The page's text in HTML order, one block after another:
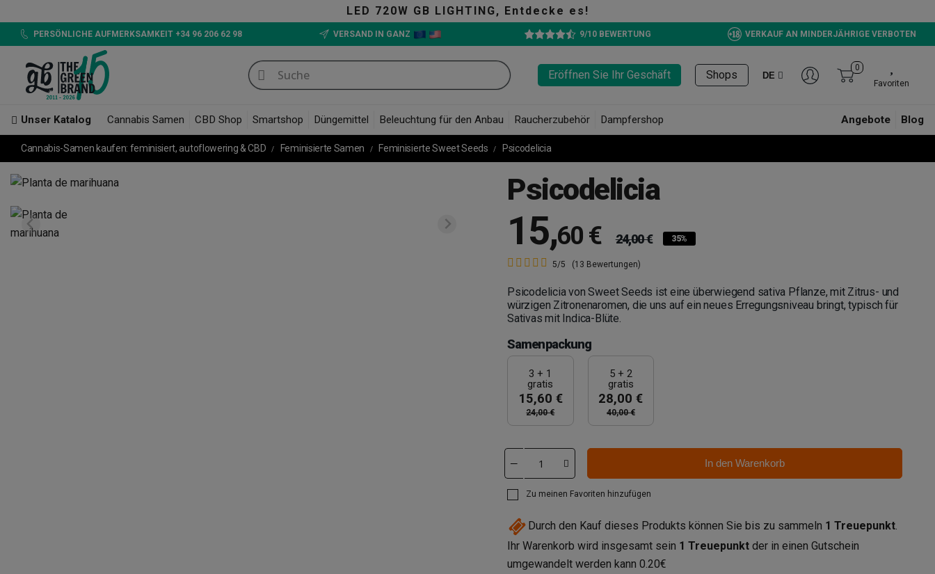
LED 720W GB LIGHTING, Entdecke es!
PERSÖNLICHE AUFMERKSAMKEIT +34 96 206 62 98 VERSAND IN GANZ 9/10 BEWERTUNG VERKAUF AN MINDERJÄHRIGE VERBOTEN
Eröffnen Sie Ihr Geschäft Shops DE
0
Favoriten
Unser Katalog Cannabis Samen CBD Shop Smartshop Düngemittel Beleuchtung für den Anbau Raucherzubehör Dampfershop Angebote Blog
Cannabis-Samen kaufen: feminisiert, autoflowering & CBD Feminisierte Samen Feminisierte Sweet Seeds Psicodelicia
Psicodelicia
15,60 € 24,00 € 35%
5/5 (13 Bewertungen)
Psicodelicia von Sweet Seeds ist eine überwiegend sativa Pflanze, mit Zitrus- und
würzigen Zitronenaromen, die uns auf ein neues Erregungsniveau bringt, typisch für
Sativas mit Indica-Blüte.
Samenpackung
3 + 1
gratis
15,60 €
24,00 €
5 + 2
gratis
28,00 €
40,00 €
In den Warenkorb
Zu meinen Favoriten hinzufügen
Durch den Kauf dieses Produkts können Sie bis zu sammeln 1 Treuepunkt.
Ihr Warenkorb wird insgesamt sein 1 Treuepunkt der in einen Gutschein
umgewandelt werden kann 0.20€